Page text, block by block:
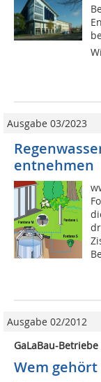
Ausgabe 03/2023
entnehmen
Ausgabe 02/2012
GaLaBau-
Wem gehört